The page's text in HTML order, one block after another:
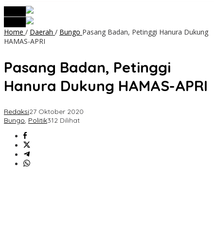
Home / Daerah / Bungo Pasang Badan, Petinggi Hanura Dukung
HAMAS-APRI
Pasang Badan, Petinggi
Hanura Dukung HAMAS-APRI
Redaksi27 Oktober 2020
Bungo, Politik312 Dilihat